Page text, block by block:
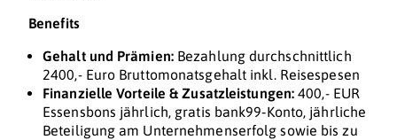
Benefits
Gehalt und Prämien: Bezahlung durchschnittlich
2400,- Euro Bruttomonatsgehalt inkl. Reisespesen
Finanzielle Vorteile & Zusatzleistungen: 400,- EUR
Essensbons jährlich, gratis bank99‑Konto, jährliche
Beteiligung am Unternehmenserfolg sowie bis zu